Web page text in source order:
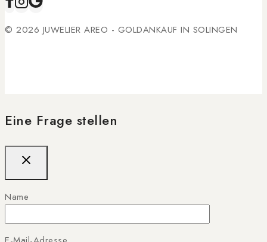
© 2026 JUWELIER AREO - GOLDANKAUF IN SOLINGEN
Eine Frage stellen
Name